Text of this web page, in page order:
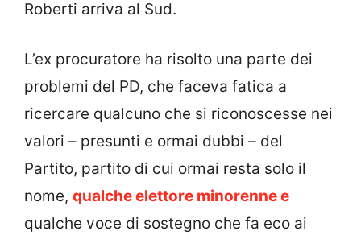
Roberti arriva al Sud.
L’ex procuratore ha risolto una parte dei
problemi del PD, che faceva fatica a
ricercare qualcuno che si riconoscesse nei
valori – presunti e ormai dubbi – del
Partito, partito di cui ormai resta solo il
nome, qualche elettore minorenne e
qualche voce di sostegno che fa eco ai